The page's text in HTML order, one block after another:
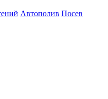
Автополив Посев